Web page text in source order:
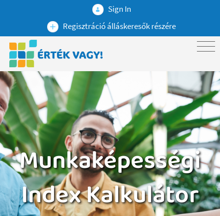
Sign In
Regisztráció álláskeresők részére
Munkaképességi
Index Kalkulátor